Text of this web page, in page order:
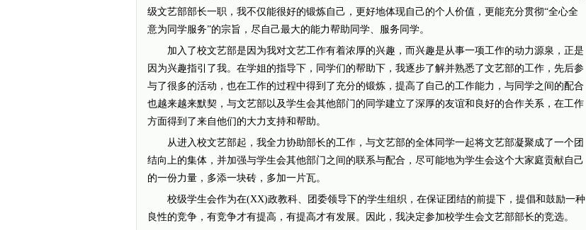
级文艺部部长一职，我不仅能很好的锻炼自己，更好地体现自己的个人价值，更能充分贯彻“全心全
意为同学服务”的宗旨，尽自己最大的能力帮助同学、服务同学。
加入了校文艺部是因为我对文艺工作有着浓厚的兴趣，而兴趣是从事一项工作的动力源泉，正是
因为兴趣指引了我。在学姐的指导下，同学们的帮助下，我逐步了解并熟悉了文艺部的工作，先后参
与了很多的活动，也在工作的过程中得到了充分的锻炼，提高了自己的工作能力，与同学之间的配合
也越来越来默契，与文艺部以及学生会其他部门的同学建立了深厚的友谊和良好的合作关系，在工作
方面得到了来自他们的大力支持和帮助。
从进入校文艺部起，我全力协助部长的工作，与文艺部的全体同学一起将文艺部凝聚成了一个团
结向上的集体，并加强与学生会其他部门之间的联系与配合，尽可能地为学生会这个大家庭贡献自己
的一份力量，多添一块砖，多加一片瓦。
校级学生会作为在(XX)政教科、团委领导下的学生组织，在保证团结的前提下，提倡和鼓励一种
良性的竞争，有竞争才有提高，有提高才有发展。因此，我决定参加校学生会文艺部部长的竞选。